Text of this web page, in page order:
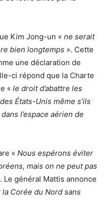
Kim Jong-un « ne serait
bien longtemps ». Cette
une déclaration de
ci répond que la Charte
« le droit d’abattre les
États-Unis même s’ils
l’espace aérien de
« Nous espérons éviter
mais on ne peut pas
Le général Mattis annonce
Corée du Nord sans